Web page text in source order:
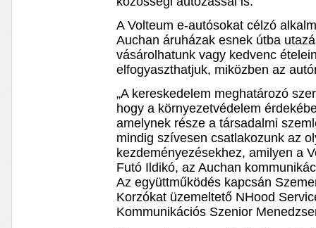
A Volteum e-autósokat célzó
Auchan áruházak esnek útba
vásárolhatunk vagy kedvenc
elfogyaszthatjuk, miközben az
„A kereskedelem meghatározó
hogy a környezetvédelem
amelynek része a társadalmi
mindig szívesen csatlakozunk az
kezdeményezésekhez, amilyen a
Futó Ildikó, az Auchan
Az együttműködés kapcsán
Korzókat üzemeltető NHood
Kommunikációs Szenior